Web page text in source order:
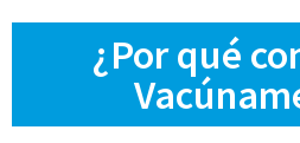
¿Por qué